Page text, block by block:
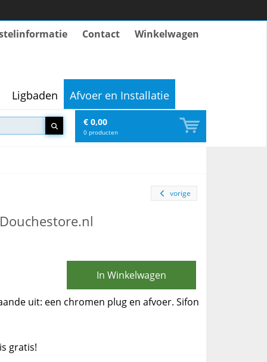
Contact Winkelwagen
Ligbaden Afvoer en Installatie
€ 0,00
0 producten
vorige
In Winkelwagen
uit: een chromen plug en afvoer. Sifon
gratis!